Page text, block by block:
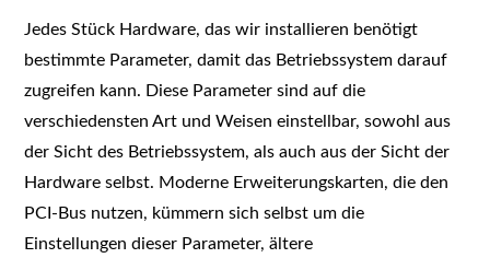
Jedes Stück Hardware, das wir installieren benötigt
bestimmte Parameter, damit das Betriebssystem darauf
zugreifen kann. Diese Parameter sind auf die
verschiedensten Art und Weisen einstellbar, sowohl aus
der Sicht des Betriebssystem, als auch aus der Sicht der
Hardware selbst. Moderne Erweiterungskarten, die den
PCI-Bus nutzen, kümmern sich selbst um die
Einstellungen dieser Parameter, ältere